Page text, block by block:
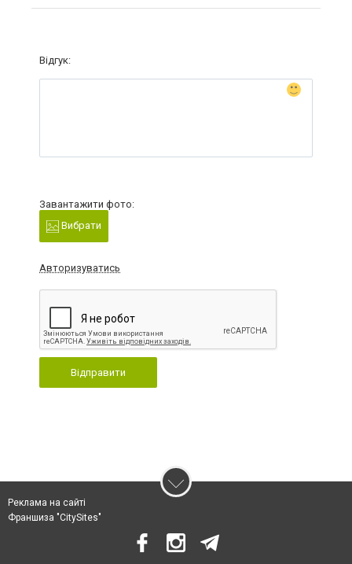
Відгук:
Завантажити фото:
Вибрати
Авторизуватись
Відправити
Реклама на сайті
Франшиза "CitySites"